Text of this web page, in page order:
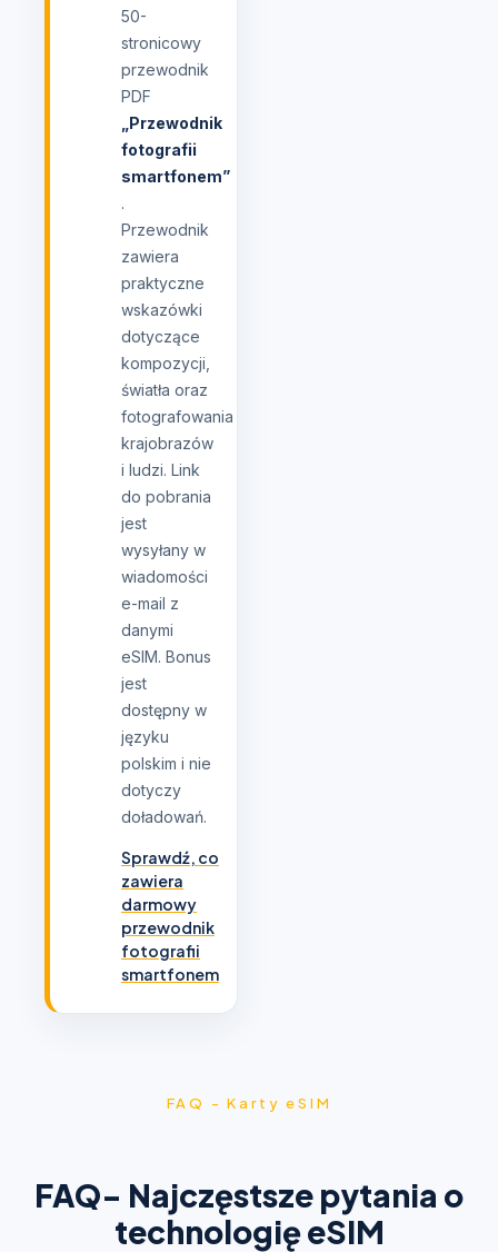
50-
stronicowy
przewodnik
PDF
„Przewodnik
fotografii
smartfonem”
.
Przewodnik
zawiera
praktyczne
wskazówki
dotyczące
kompozycji,
światła oraz
fotografowania
krajobrazów
i ludzi. Link
do pobrania
jest
wysyłany w
wiadomości
e-mail z
danymi
eSIM. Bonus
jest
dostępny w
języku
polskim i nie
dotyczy
doładowań.
Sprawdź, co
zawiera
darmowy
przewodnik
fotografii
smartfonem
FAQ - Karty eSIM
FAQ- Najczęstsze pytania o
technologię eSIM